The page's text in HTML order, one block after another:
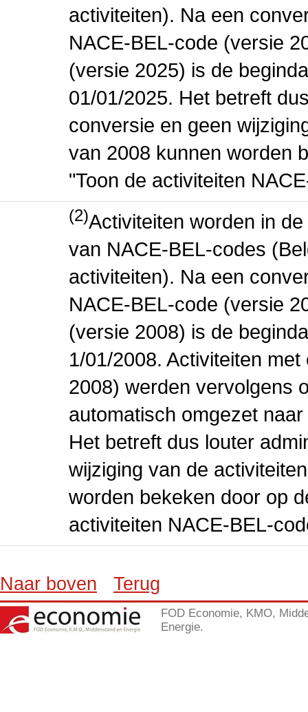
activiteiten). Na een
NACE-BEL-code (versie
(versie 2025) is de
01/01/2025. Het betreft
conversie en geen
van 2008 kunnen worden
"Toon de activiteiten
(2)Activiteiten worden in
van NACE-BEL-codes
activiteiten). Na een
NACE-BEL-code (versie
(versie 2008) is de
1/01/2008. Activiteiten
2008) werden vervolgens
automatisch omgezet
Het betreft dus louter
wijziging van de
worden bekeken door op
activiteiten NACE-BEL-
Naar boven Terug
FOD Economie, KMO,
Energie.